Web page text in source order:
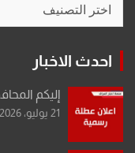
احدث الاخبار
إليكم
21 يوليو، 2026